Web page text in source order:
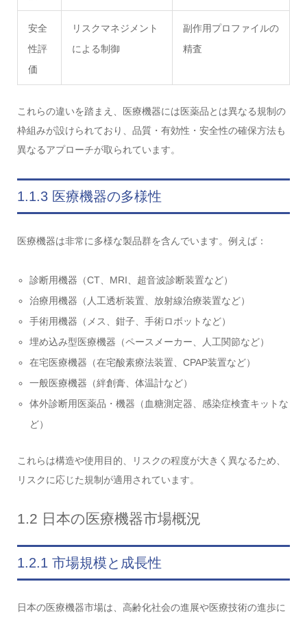
安全
性評
価
リスクマネジメント
による制御
副作用プロファイルの
精査
これらの違いを踏まえ、医療機器には医薬品とは異なる規制の
枠組みが設けられており、品質・有効性・安全性の確保方法も
異なるアプローチが取られています。
1.1.3 医療機器の多様性
医療機器は非常に多様な製品群を含んでいます。例えば：
診断用機器（CT、MRI、超音波診断装置など）
治療用機器（人工透析装置、放射線治療装置など）
手術用機器（メス、鉗子、手術ロボットなど）
埋め込み型医療機器（ペースメーカー、人工関節など）
在宅医療機器（在宅酸素療法装置、CPAP装置など）
一般医療機器（絆創膏、体温計など）
体外診断用医薬品・機器（血糖測定器、感染症検査キットな
ど）
これらは構造や使用目的、リスクの程度が大きく異なるため、
リスクに応じた規制が適用されています。
1.2 日本の医療機器市場概況
1.2.1 市場規模と成長性
日本の医療機器市場は、高齢化社会の進展や医療技術の進歩に